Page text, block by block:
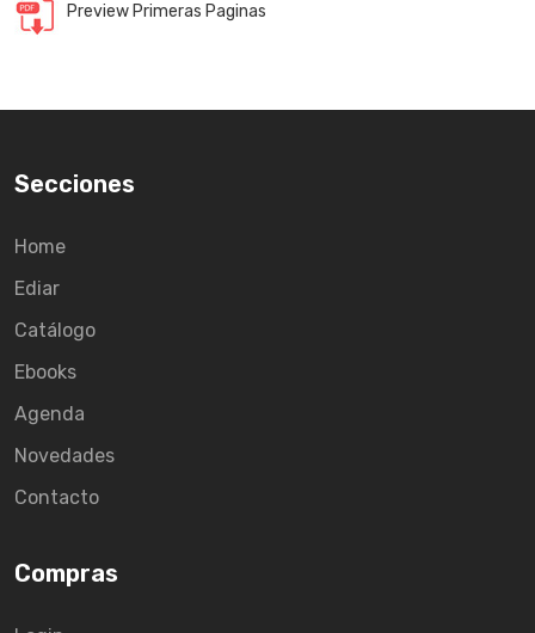
Preview Primeras Paginas
Secciones
Home
Ediar
Catálogo
Ebooks
Agenda
Novedades
Contacto
Compras